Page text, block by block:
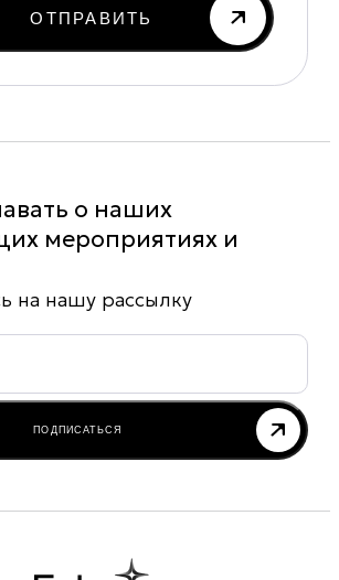
ОТПРАВИТЬ
о наших
мероприятиях и
на нашу рассылку
ПОДПИСАТЬСЯ